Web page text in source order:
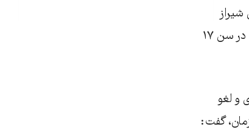
(عادل‌آباد) در روز یکشنبه ۲۹ مهر ماه به اجرا درآید. این کودک-مجرم به اتهام «قتل عمد» در سن ۱۷
و لغو
گفت: